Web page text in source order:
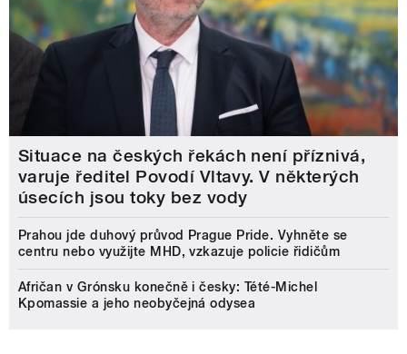
Situace na českých řekách není příznivá,
varuje ředitel Povodí Vltavy. V některých
úsecích jsou toky bez vody
Prahou jde duhový průvod Prague Pride. Vyhněte se
centru nebo využijte MHD, vzkazuje policie řidičům
Afričan v Grónsku konečně i česky: Tété-Michel
Kpomassie a jeho neobyčejná odysea